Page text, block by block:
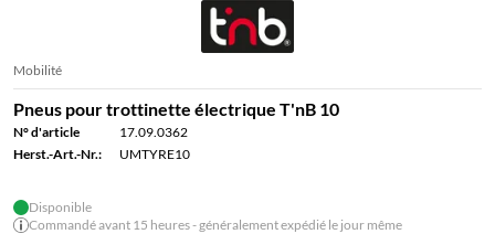
Mobilité
Pneus pour trottinette électrique T'nB 10
N° d'article
17.09.0362
Herst.-Art.-Nr.:
UMTYRE10
Disponible
Commandé avant 15 heures - généralement expédié le jour même